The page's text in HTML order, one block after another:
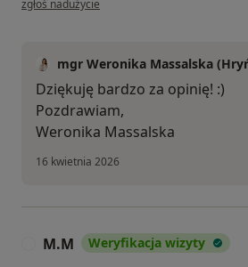
zgłoś nadużycie
mgr Weronika Massalska
Dziękuję bardzo za opinię! :)
Pozdrawiam,
Weronika Massalska
16 kwietnia 2026
M.M Weryfikacja wizyty